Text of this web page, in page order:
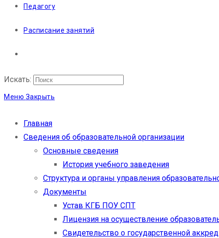
Педагогу
Расписание занятий
Искать:
Меню Закрыть
Главная
Сведения об образовательной организации
Основные сведения
История учебного заведения
Структура и органы управления
Документы
Устав КГБ ПОУ СПТ
Лицензия на осуществление
Свидетельство о государственной